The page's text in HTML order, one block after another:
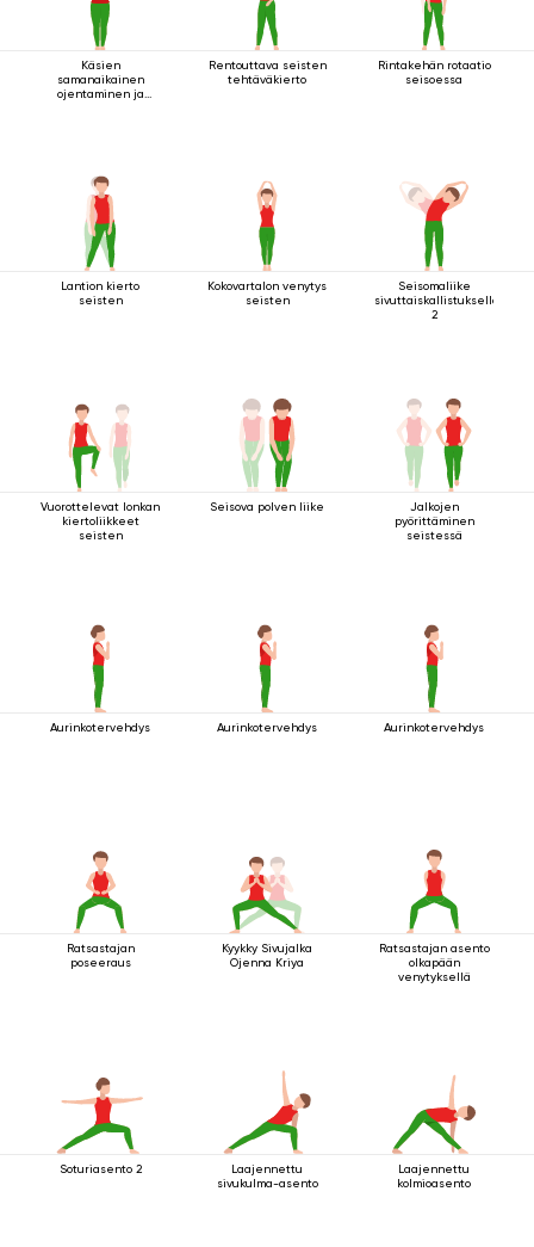
Käsien
samanaikainen
ojentaminen ja
Rentouttava seisten
tehtäväkierto
Rintakehän rotaatio
seisoessa
Lantion kierto
seisten
Kokovartalon venytys
seisten
Seisomaliike
sivuttaiskallistuksella
2
Vuorottelevat lonkan
kiertoliikkeet
seisten
Seisova polven liike
Jalkojen
pyörittäminen
seistessä
Aurinkotervehdys Aurinkotervehdys Aurinkotervehdys
Ratsastajan
poseeraus
Kyykky Sivujalka
Ojenna Kriya
Ratsastajan asento
olkapään
venytyksellä
Soturiasento 2
Laajennettu
sivukulma-asento
Laajennettu
kolmioasento